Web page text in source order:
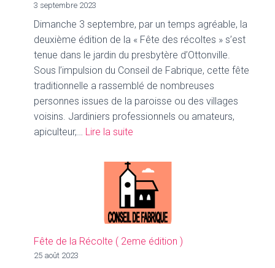
3 septembre 2023
Dimanche 3 septembre, par un temps agréable, la
deuxième édition de la « Fête des récoltes » s’est
tenue dans le jardin du presbytère d’Ottonville.
Sous l’impulsion du Conseil de Fabrique, cette fête
traditionnelle a rassemblé de nombreuses
personnes issues de la paroisse ou des villages
voisins. Jardiniers professionnels ou amateurs,
apiculteur,… Lire la suite
des
récoltes
édition
2023
Fête de la Récolte ( 2eme édition )
25 août 2023